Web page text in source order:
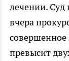
лечении. Суд
вчера
превысит